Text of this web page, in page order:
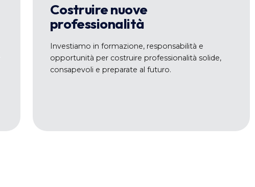
Costruire nuove
professionalità
Investiamo in formazione, responsabilità e
opportunità per costruire professionalità solide,
consapevoli e preparate al futuro.